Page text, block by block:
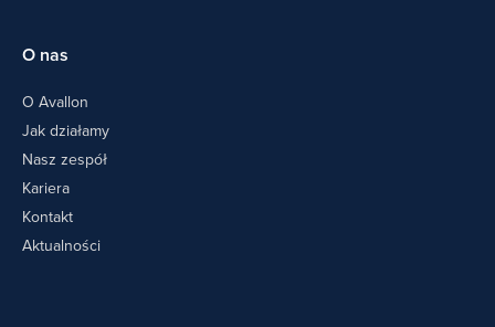
O nas
O Avallon
Jak działamy
Nasz zespół
Kariera
Kontakt
Aktualności